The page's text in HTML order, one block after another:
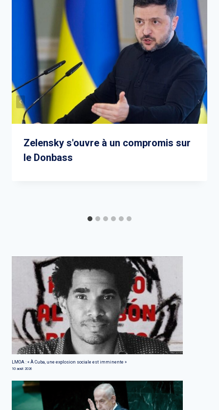
Zelensky s'ouvre à un compromis sur
le Donbass
LMOA : « À Cuba, une explosion sociale est imminente »
10 août 2026